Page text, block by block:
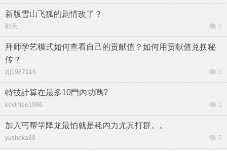
新版雪山飞狐的剧情改了？
那天 2
拜师学艺模式如何查看自己的贡献值？如何用贡献值兑换秘
传？
zjj1987916 5
特技計算在最多10門內功嗎?
kevinlee1986 1
加入丐帮学降龙最怕就是耗内力尤其打群。。
yusheka88 5